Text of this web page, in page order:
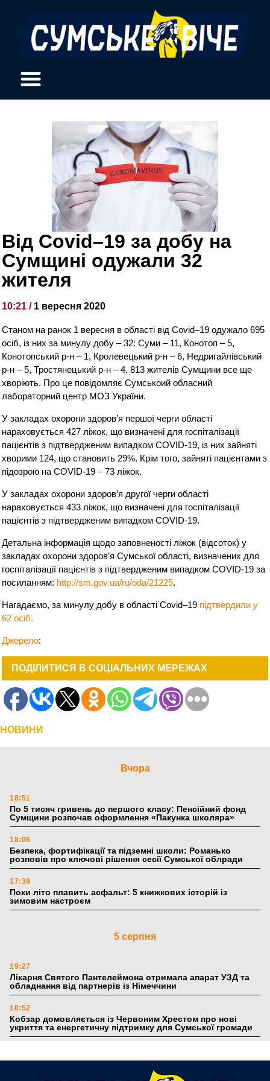
Від Covid–19 за добу на
Сумщині одужали 32
жителя
10:21 / 1 вересня 2020
Станом на ранок 1 вересня в області від Covid–19 одужало 695
осіб, із них за минулу добу – 32: Суми – 11, Конотоп – 5,
Конотопський р-н – 1, Кролевецький р-н – 6, Недригайлівський
р-н – 5, Тростянецький р-н – 4. 813 жителів Сумщини все ще
хворіють. Про це повідомляє Сумськоий обласний
лабораторний центр МОЗ України.
У закладах охорони здоров’я першої черги області
нараховується 427 ліжок, що визначені для госпіталізації
пацієнтів з підтвердженим випадком COVID-19, із них зайняті
хворими 124, що становить 29%. Крім того, зайняті пацієнтами з
підозрою на COVID-19 – 73 ліжок.
У закладах охорони здоров’я другої черги області
нараховується 433 ліжок, що визначені для госпіталізації
пацієнтів з підтвердженим випадком COVID-19.
Детальна інформація щодо заповненості ліжок (відсоток) у
закладах охорони здоров’я Сумської області, визначених для
госпіталізації пацієнтів з підтвердженим випадком COVID-19 за
посиланням: http://sm.gov.ua/ru/oda/21225.
Нагадаємо, за минулу добу в області Covid–19 підтвердили у
62 осіб.
Джерело:
ПОДІЛИТИСЯ В СОЦІАЛЬНИХ МЕРЕЖАХ
НОВИНИ
Вчора
18:51
По 5 тисяч гривень до першого класу: Пенсійний фонд
Сумщини розпочав оформлення «Пакунка школяра»
18:06
Безпека, фортифікації та підземні школи: Романько
розповів про ключові рішення сесії Сумської облради
17:39
Поки літо плавить асфальт: 5 книжкових історій із
зимовим настроєм
5 серпня
19:27
Лікарня Святого Пантелеймона отримала апарат УЗД та
обладнання від партнерів із Німеччини
10:52
Кобзар домовляється із Червоним Хрестом про нові
укриття та енергетичну підтримку для Сумської громади
Понад 8 мільйонів книжок згоріли. Як допомогти «Ранку»
та іншим видавництвам відновитися